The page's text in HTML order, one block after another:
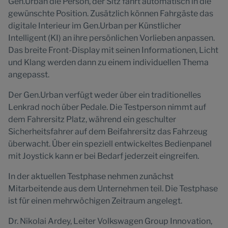
gewünschte Position. Zusätzlich können Fahrgäste das
digitale Interieur im Gen.Urban per Künstlicher
Intelligent (KI) an ihre persönlichen Vorlieben anpassen.
Das breite Front-Display mit seinen Informationen, Licht
und Klang werden dann zu einem individuellen Thema
angepasst.
Der Gen.Urban verfügt weder über ein traditionelles
Lenkrad noch über Pedale. Die Testperson nimmt auf
dem Fahrersitz Platz, während ein geschulter
Sicherheitsfahrer auf dem Beifahrersitz das Fahrzeug
überwacht. Über ein speziell entwickeltes Bedienpanel
mit Joystick kann er bei Bedarf jederzeit eingreifen.
In der aktuellen Testphase nehmen zunächst
Mitarbeitende aus dem Unternehmen teil. Die Testphase
ist für einen mehrwöchigen Zeitraum angelegt.
Dr. Nikolai Ardey, Leiter Volkswagen Group Innovation,